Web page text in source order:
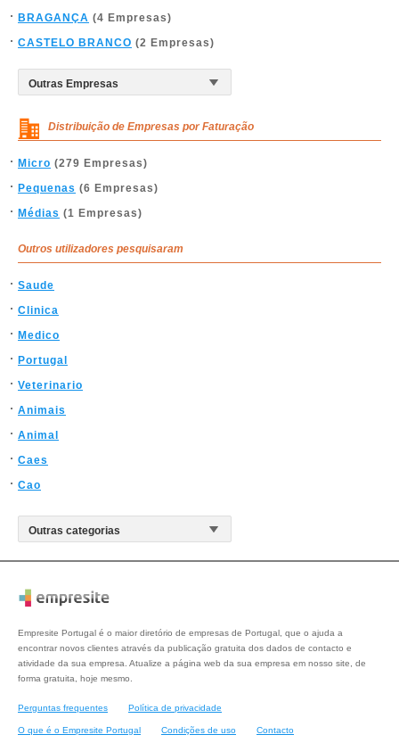
BRAGANÇA (4 Empresas)
CASTELO BRANCO (2 Empresas)
Distribuição de Empresas por Faturação
Micro (279 Empresas)
Pequenas (6 Empresas)
Médias (1 Empresas)
Outros utilizadores pesquisaram
Saude
Clinica
Medico
Portugal
Veterinario
Animais
Animal
Caes
Cao
Empresite Portugal é o maior diretório de empresas de Portugal, que o ajuda a
encontrar novos clientes através da publicação gratuita dos dados de contacto e
atividade da sua empresa. Atualize a página web da sua empresa em nosso site, de
forma gratuita, hoje mesmo.
Perguntas frequentes Política de privacidade
O que é o Empresite Portugal Condições de uso Contacto